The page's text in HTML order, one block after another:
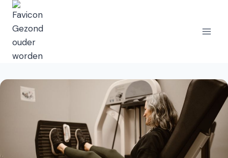
Doorgaan
naar
inhoud